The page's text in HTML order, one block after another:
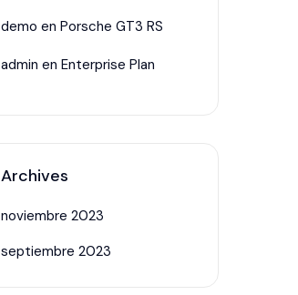
demo en Porsche GT3 RS
admin en Enterprise Plan
Archives
noviembre 2023
septiembre 2023